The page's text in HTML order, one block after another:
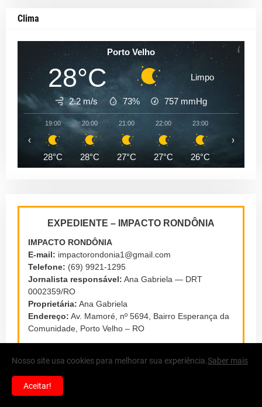
Clima
Porto Velho
28°C Limpo
2.2 m/s 73% 757 mmHg
19:00
28°C
20:00
28°C
21:00
27°C
22:00
27°C
23:00
26°C
‹ ›
EXPEDIENTE – IMPACTO RONDÔNIA
IMPACTO RONDÔNIA
E-mail: impactorondonia1@gmail.com
Telefone: (69) 9921-1295
Jornalista responsável: Ana Gabriela — DRT
0002359/RO
Proprietária: Ana Gabriela
Endereço: Av. Mamoré, nº 5694, Bairro Esperança da
Comunidade, Porto Velho – RO
Nosso site usa cookies para melhorar sua experiência.Saber mais
Aceitar!